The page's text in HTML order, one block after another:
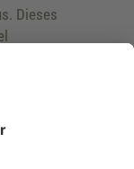
Dieses
kannst du
Hast du als